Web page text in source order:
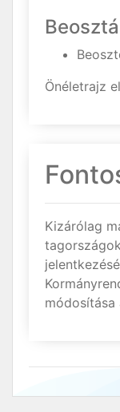
Önéletrajz
Kizárólag
módosítása